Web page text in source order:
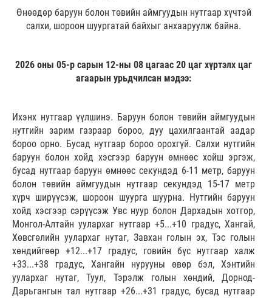
Өнөөдөр баруун болон төвийн аймгуудын нутгаар хүчтэй
салхи, шороон шуургатай байхыг анхааруулж байна.
2026 оны 05-р сарын 12-ны 08 цагаас 20 цаг хүртэлх цаг
агаарын урьдчилсан мэдээ:
Ихэнх нутгаар үүлшинэ. Баруун болон төвийн аймгуудын
нутгийн зарим газраар бороо, дуу цахилгаантай аадар
бороо орно. Бусад нутгаар бороо орохгүй. Салхи нутгийн
баруун болон хойд хэсгээр баруун өмнөөс хойш эргэж,
бусад нутгаар баруун өмнөөс секундэд 6-11 метр, баруун
болон төвийн аймгуудын нутгаар секундэд 15-17 метр
хүрч ширүүсэж, шороон шуурга шуурна. Нутгийн баруун
хойд хэсгээр сэрүүсэж Увс нуур болон Дархадын хотгор,
Монгол-Алтайн уулархаг нутгаар +5...+10 градус, Хангай,
Хөвсгөлийн уулархаг нутаг, Завхан голын эх, Тэс голын
хөндийгөөр +12...+17 градус, говийн бүс нутгаар халж
+33...+38 градус, Хангайн нурууны өвөр бэл, Хэнтийн
уулархаг нутаг, Туул, Тэрэлж голын хөндий, Дорнод-
Дарьгангын тал нутгаар +26...+31 градус, бусад нутгаар